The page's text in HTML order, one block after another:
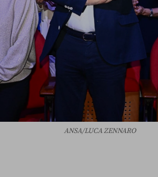
ANSA/LUCA ZENNARO